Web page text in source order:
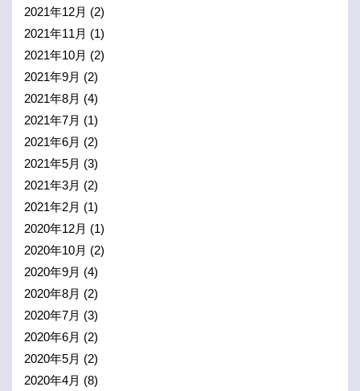
2021年12月 (2)
2021年11月 (1)
2021年10月 (2)
2021年9月 (2)
2021年8月 (4)
2021年7月 (1)
2021年6月 (2)
2021年5月 (3)
2021年3月 (2)
2021年2月 (1)
2020年12月 (1)
2020年10月 (2)
2020年9月 (4)
2020年8月 (2)
2020年7月 (3)
2020年6月 (2)
2020年5月 (2)
2020年4月 (8)